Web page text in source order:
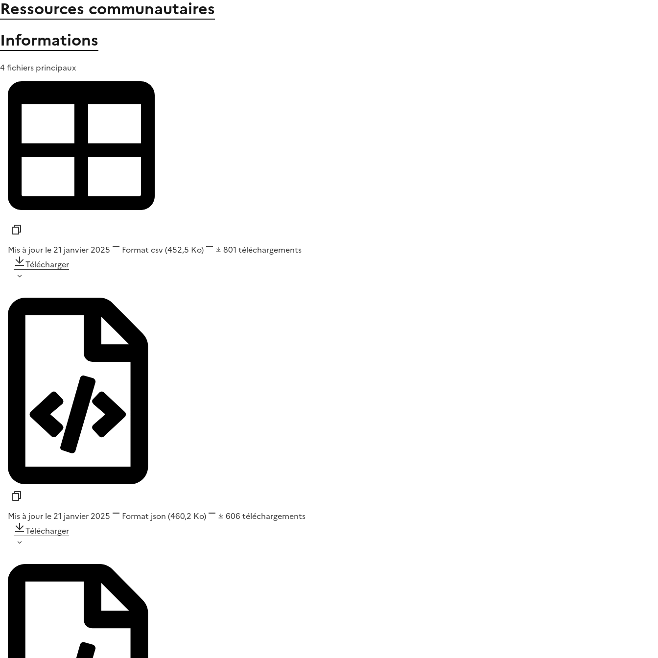
Ressources communautaires
Informations
4 fichiers principaux
Mis à jour le 21 janvier 2025 Format csv(452,5 Ko) 801 téléchargements
Télécharger
Mis à jour le 21 janvier 2025 Format json (460,2 Ko) 606 téléchargements
Télécharger